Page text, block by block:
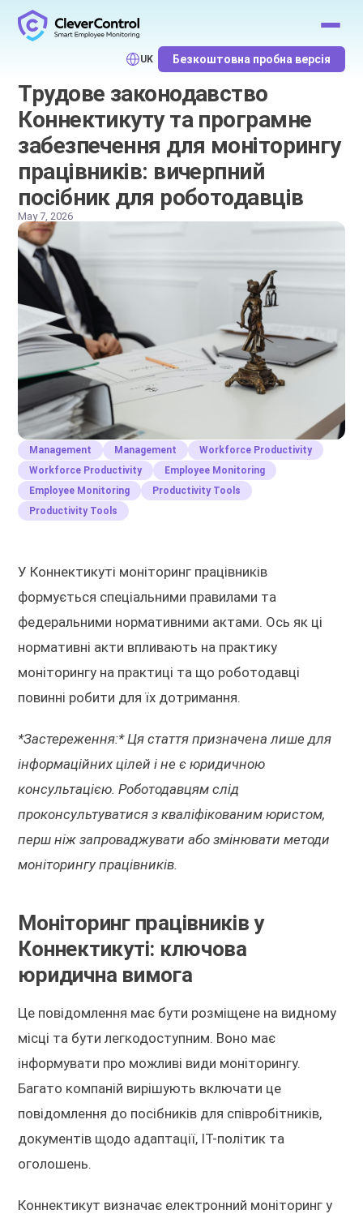
UK Безкоштовна пробна версія
Трудове законодавство
Коннектикуту та програмне
забезпечення для моніторингу
працівників: вичерпний
посібник для роботодавців
May 7, 2026
Management Management
Workforce Productivity
Workforce Productivity
Employee Monitoring
Employee Monitoring
Productivity Tools
Productivity Tools
У Коннектикуті моніторинг працівників
формується спеціальними правилами та
федеральними нормативними актами. Ось як ці
нормативні акти впливають на практику
моніторингу на практиці та що роботодавці
повинні робити для їх дотримання.
*Застереження:* Ця стаття призначена лише для
інформаційних цілей і не є юридичною
консультацією. Роботодавцям слід
проконсультуватися з кваліфікованим юристом,
перш ніж запроваджувати або змінювати методи
моніторингу працівників.
Моніторинг працівників у
Коннектикуті: ключова
юридична вимога
Це повідомлення має бути розміщене на видному
місці та бути легкодоступним. Воно має
інформувати про можливі види моніторингу.
Багато компаній вирішують включати це
повідомлення до посібників для співробітників,
документів щодо адаптації, ІТ-політик та
оголошень.
Коннектикут визначає електронний моніторинг у